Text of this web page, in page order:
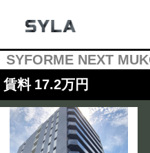
SYFORME NEXT
賃料 17.2万円